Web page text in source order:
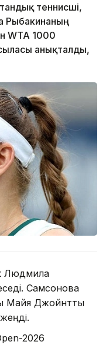
теннисші,
Рыбакинаның
WTA 1000
анықталды,
Людмила
Самсонова
Майя Джойнтты
2026